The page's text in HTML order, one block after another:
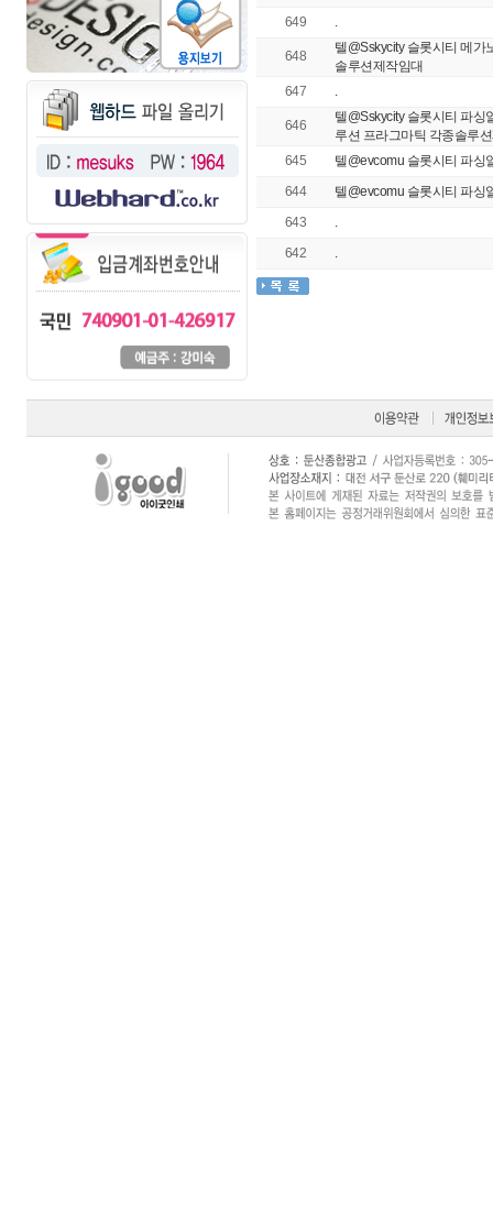
649
.
648
텔@Sskycity 슬롯시티 메
솔루션제작임대
647
.
646
텔@Sskycity 슬롯시티 파
루션 프라그마틱 각종솔루
645
텔@evcomu 슬롯시티 파싱
644
텔@evcomu 슬롯시티 파싱
643
.
642
.